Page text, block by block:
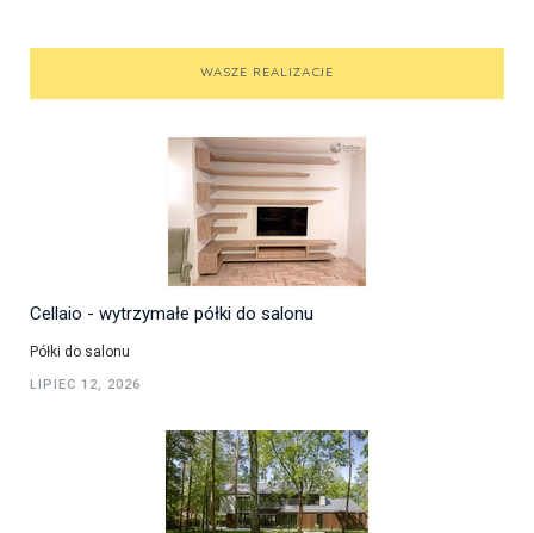
WASZE REALIZACJE
Cellaio - wytrzymałe półki do salonu
Półki do salonu
LIPIEC 12, 2026